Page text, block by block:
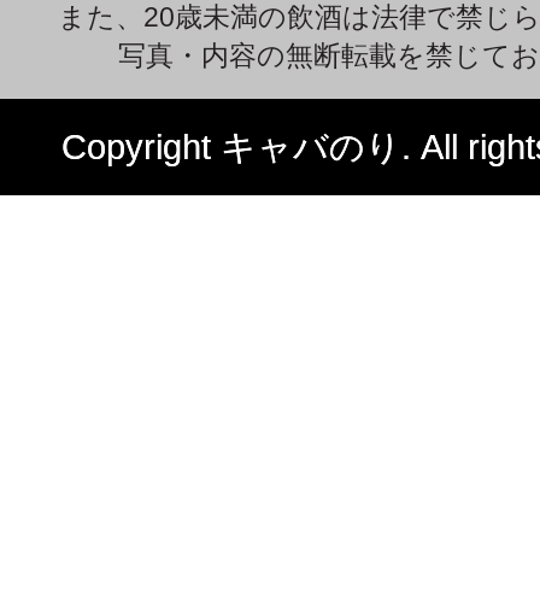
また、20歳未満の飲酒は法律で禁じ
写真・内容の無断転載を禁じて
Copyright キャバのり. All